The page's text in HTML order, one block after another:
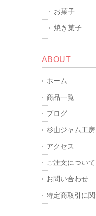
お菓子
焼き菓子
ABOUT
ホーム
商品一覧
ブログ
杉山ジャム工
アクセス
ご注文について
お問い合わせ
特定商取引に